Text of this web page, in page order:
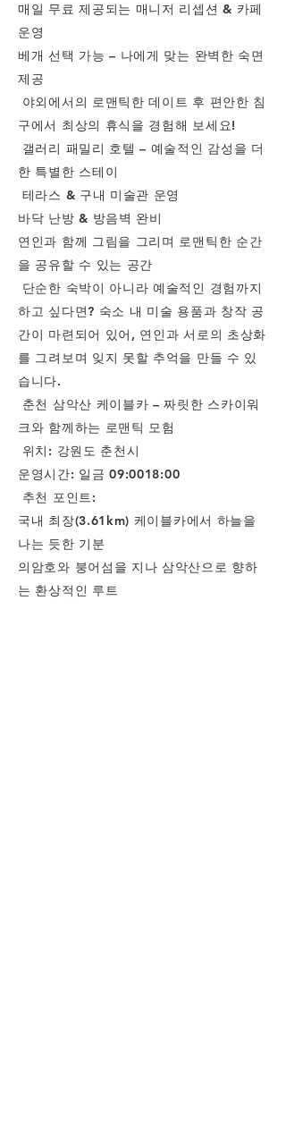
매일 무료 제공되는 매니저 리셉션 & 카페
운영
베개 선택 가능 – 나에게 맞는 완벽한 숙면
제공
야외에서의 로맨틱한 데이트 후 편안한 침
구에서 최상의 휴식을 경험해 보세요!
갤러리 패밀리 호텔 – 예술적인 감성을 더
한 특별한 스테이
테라스 & 구내 미술관 운영
바닥 난방 & 방음벽 완비
연인과 함께 그림을 그리며 로맨틱한 순간
을 공유할 수 있는 공간
단순한 숙박이 아니라 예술적인 경험까지
하고 싶다면? 숙소 내 미술 용품과 창작 공
간이 마련되어 있어, 연인과 서로의 초상화
를 그려보며 잊지 못할 추억을 만들 수 있
습니다.
춘천 삼악산 케이블카 – 짜릿한 스카이워
크와 함께하는 로맨틱 모험
위치: 강원도 춘천시
운영시간: 일금 09:0018:00
추천 포인트:
국내 최장(3.61km) 케이블카에서 하늘을
나는 듯한 기분
의암호와 붕어섬을 지나 삼악산으로 향하
는 환상적인 루트